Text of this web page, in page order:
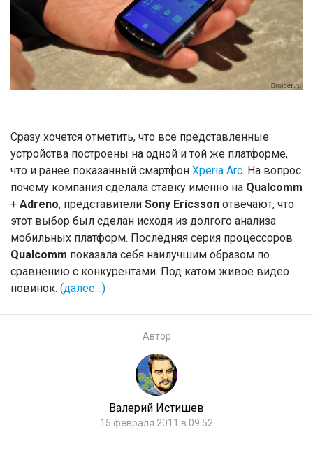
Сразу хочется отметить, что все представленные
устройства построены на одной и той же платформе,
что и ранее показанный смартфон Xperia Arc. На вопрос
почему компания сделала ставку именно на Qualcomm
+ Adreno, представители Sony Ericsson отвечают, что
этот выбор был сделан исходя из долгого анализа
мобильных платформ. Последняя серия процессоров
Qualcomm показала себя наилучшим образом по
сравнению с конкурентами. Под катом живое видео
новинок. (далее…)
Автор
Валерий Истишев
15 февраля 2011 в 09:52